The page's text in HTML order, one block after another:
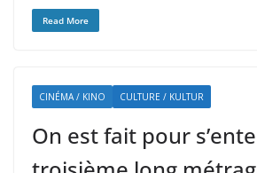
Read More
CINÉMA / KINO CULTURE / KULTUR
On est fait pour